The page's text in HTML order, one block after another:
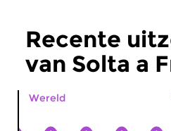
Recente
van Solta a
Wereld